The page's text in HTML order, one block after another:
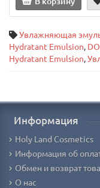
Увлажняющая
Hydratant Emulsion,
Hydratant Emulsion,
Информация
Holy Land Cosmetics
Информация об
Обмен и возврат
О нас